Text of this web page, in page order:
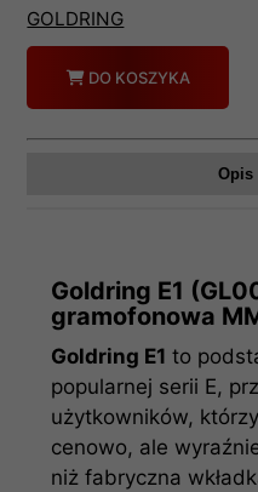
GOLDRING
Ilość DO KOSZYKA
Opis
Goldring E1
gramofonowa
Goldring E1 to
popularnej serii E,
użytkowników,
cenowo, ale
niż fabryczna